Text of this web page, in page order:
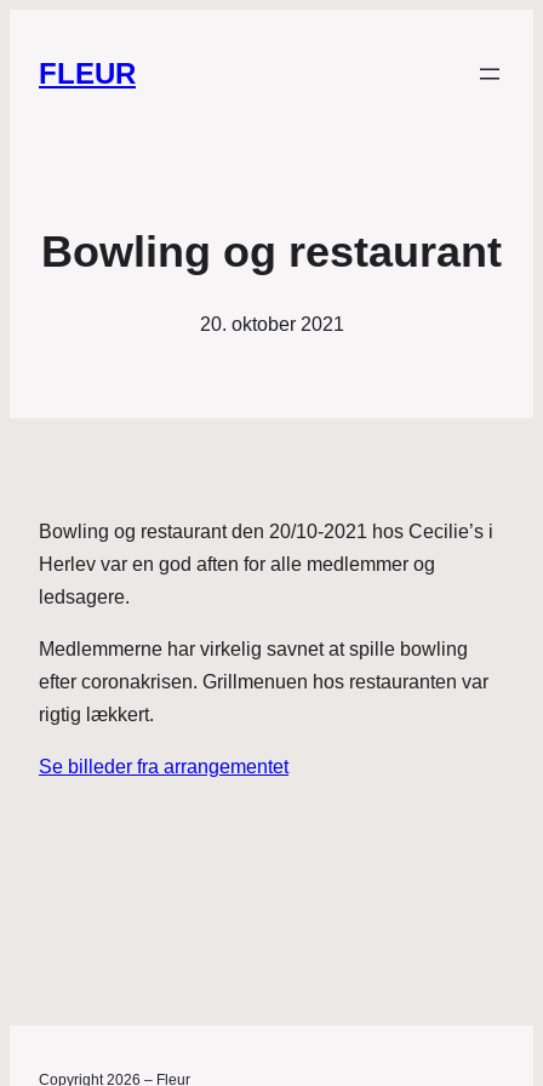
FLEUR
Bowling og restaurant
20. oktober 2021
Bowling og restaurant den 20/10-2021 hos Cecilie’s i
Herlev var en god aften for alle medlemmer og
ledsagere.
Medlemmerne har virkelig savnet at spille bowling
efter coronakrisen. Grillmenuen hos restauranten var
rigtig lækkert.
Se billeder fra arrangementet
Copyright 2026 – Fleur